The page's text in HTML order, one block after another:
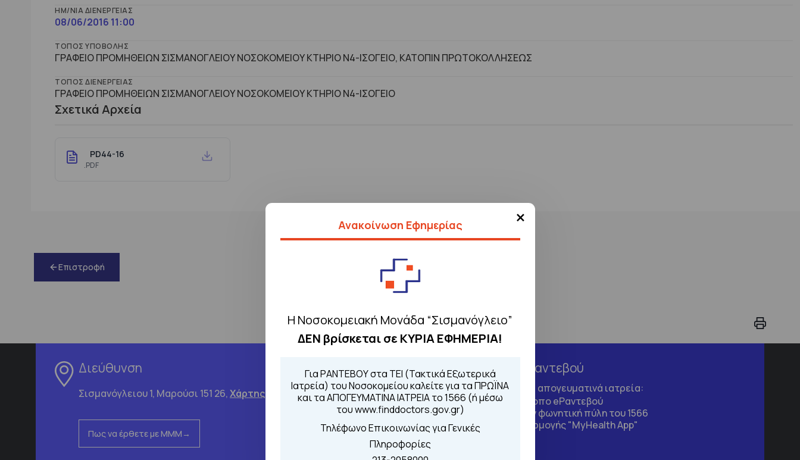
×
Ανακοίνωση Εφημερίας
Η Νοσοκομειακή Μονάδα “Σισμανόγλειο”
ΔΕΝ βρίσκεται σε ΚΥΡΙΑ ΕΦΗΜΕΡΙΑ!
Για ΡΑΝΤΕΒΟΥ στα ΤΕΙ (Τακτικά Εξωτερικά
Ιατρεία) του Νοσοκομείου καλείτε για τα ΠΡΩΪΝΑ
και τα ΑΠΟΓΕΥΜΑΤΙΝΑ ΙΑΤΡΕΙΑ το 1566 (ή μέσω
του www.finddoctors.gov.gr)
Τηλέφωνο Επικοινωνίας για Γενικές
Πληροφορίες
ΗΜ/ΝΊΑ ΔΙΕΝΈΡΓΕΙΑΣ
08/06/2016 11:00
ΤΌΠΟΣ ΥΠΟΒΟΛΉΣ
ΓΡΑΦΕΙΟ ΠΡΟΜΗΘΕΙΩΝ ΣΙΣΜΑΝΟΓΛΕΙΟΥ ΝΟΣΟΚΟΜΕΙΟΥ ΚΤΗΡΙΟ Ν4-ΙΣΟΓΕΙΟ, ΚΑΤΟΠΙΝ ΠΡΩΤΟΚΟΛΛΗΣΕΩΣ
ΤΌΠΟΣ ΔΙΕΝΈΡΓΕΙΑΣ
ΓΡΑΦΕΙΟ ΠΡΟΜΗΘΕΙΩΝ ΣΙΣΜΑΝΟΓΛΕΙΟΥ ΝΟΣΟΚΟΜΕΙΟΥ ΚΤHΡΙΟ Ν4-ΙΣΟΓΕΙΟ
Σχετικά Αρχεία
PD44-16
.PDF
Επιστροφή
Διεύθυνση
Σισμανόγλειου 1, Μαρούσι 151 26,Χάρτης Περιοχής
Πως να έρθετε με ΜΜΜ
Τηλέφωνα για Ραντεβού
Για τα πρωινά και τα απογευματινά ιατρεία:
Από τον ιστότοποeΡαντεβού
Καλώντας στην φωνητική πύλη του 1566
Μέσω της εφαρμογής "MyHealth App"